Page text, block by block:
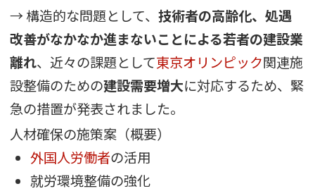
→ 構造的な問題として、技術者の高齢化、処遇
改善がなかなか進まないことによる若者の建設業
離れ、近々の課題として東京オリンピック関連施
設整備のための建設需要増大に対応するため、緊
急の措置が発表されました。
人材確保の施策案（概要）
外国人労働者の活用
就労環境整備の強化